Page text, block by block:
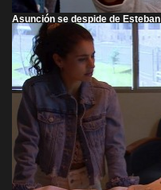
Asunción se despide de Esteban